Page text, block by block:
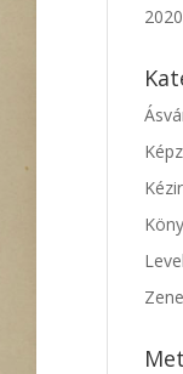
Zene